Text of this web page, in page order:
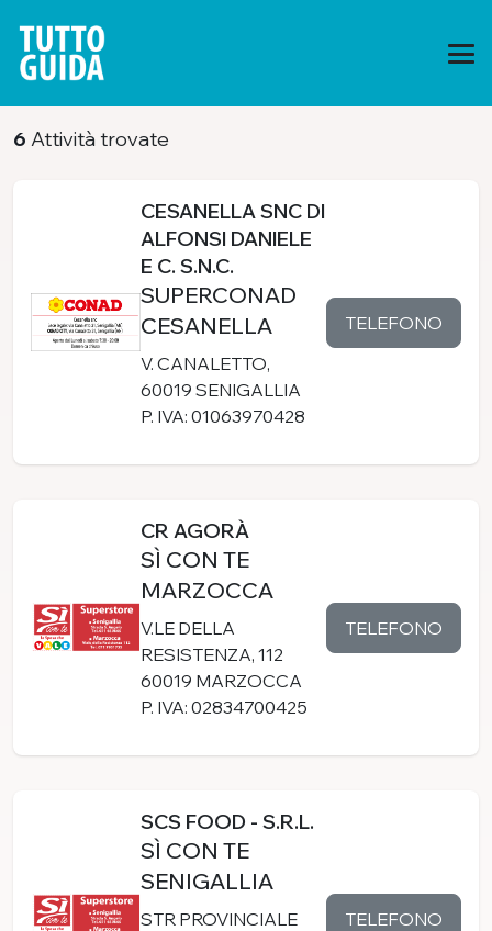
6 Attività trovate
CESANELLA SNC DI
ALFONSI DANIELE
E C. S.N.C.
SUPERCONAD
CESANELLA
V. CANALETTO,
60019 SENIGALLIA
P. IVA: 01063970428
TELEFONO
CR AGORÀ
SÌ CON TE
MARZOCCA
V.LE DELLA
RESISTENZA, 112
60019 MARZOCCA
P. IVA: 02834700425
TELEFONO
SCS FOOD - S.R.L.
SÌ CON TE
SENIGALLIA
STR PROVINCIALE
TELEFONO